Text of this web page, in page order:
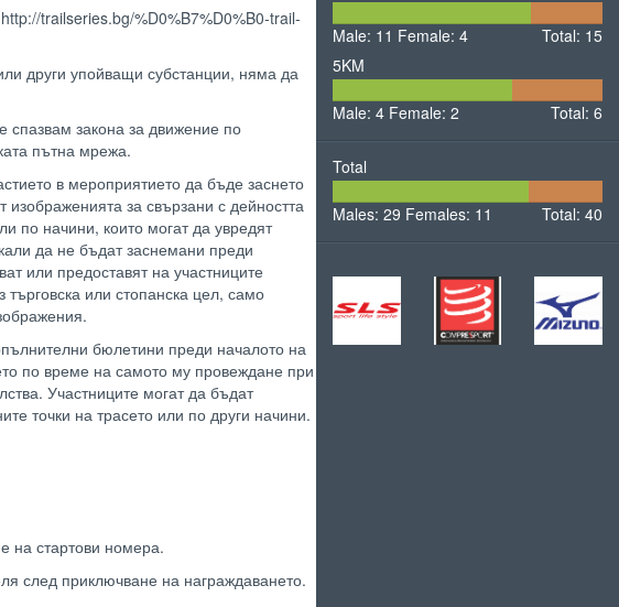
trailseries.bg/%D0%B7%D0%B0-trail-
други упойващи субстанции, няма да
спазвам закона за движение по
пътна мрежа.
в мероприятието да бъде заснето
за свързани с дейността
по начини, които могат да увредят
да не бъдат заснемани преди
или предоставят на участниците
или стопанска цел, само
бюлетини преди началото на
по време на самото му провеждане при
Участниците могат да бъдат
точки на трасето или по други начини.
на стартови номера.
след приключване на награждаването.
Male
Female
Male: 11 Female: 4
Total: 15
5KM
Male
Female
Male: 4 Female: 2 Total: 6
Total
Males
Females
Males: 29 Females: 11 Total: 40